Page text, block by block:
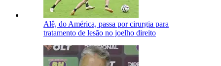
Alê, do América, passa por cirurgia para
tratamento de lesão no joelho direito